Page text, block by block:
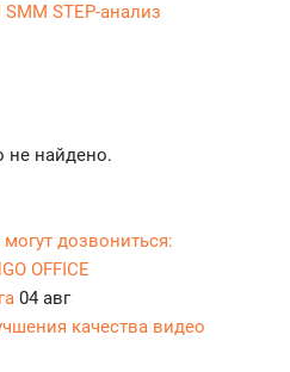
SMM STEP-анализ
не найдено.
дозвониться:
OFFICE
04 авг
качества видео